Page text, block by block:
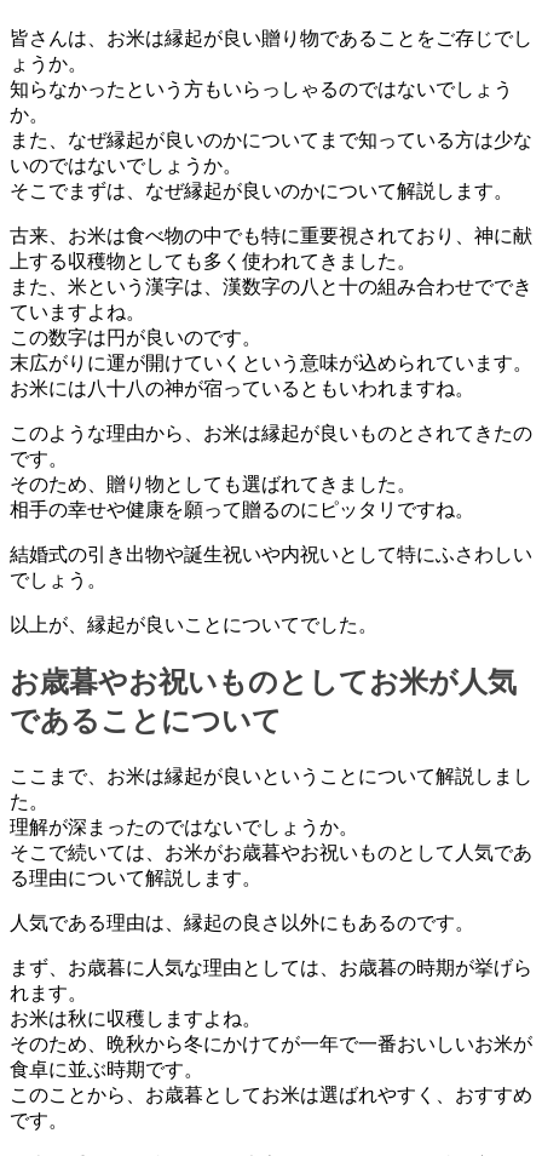
皆さんは、お米は縁起が良い贈り物であることをご存じでし
ょうか。
知らなかったという方もいらっしゃるのではないでしょう
か。
また、なぜ縁起が良いのかについてまで知っている方は少な
いのではないでしょうか。
そこでまずは、なぜ縁起が良いのかについて解説します。
古来、お米は食べ物の中でも特に重要視されており、神に献
上する収穫物としても多く使われてきました。
また、米という漢字は、漢数字の八と十の組み合わせででき
ていますよね。
この数字は円が良いのです。
末広がりに運が開けていくという意味が込められています。
お米には八十八の神が宿っているともいわれますね。
このような理由から、お米は縁起が良いものとされてきたの
です。
そのため、贈り物としても選ばれてきました。
相手の幸せや健康を願って贈るのにピッタリですね。
結婚式の引き出物や誕生祝いや内祝いとして特にふさわしい
でしょう。
以上が、縁起が良いことについてでした。
お歳暮やお祝いものとしてお米が人気
であることについて
ここまで、お米は縁起が良いということについて解説しまし
た。
理解が深まったのではないでしょうか。
そこで続いては、お米がお歳暮やお祝いものとして人気であ
る理由について解説します。
人気である理由は、縁起の良さ以外にもあるのです。
まず、お歳暮に人気な理由としては、お歳暮の時期が挙げら
れます。
お米は秋に収穫しますよね。
そのため、晩秋から冬にかけてが一年で一番おいしいお米が
食卓に並ぶ時期です。
このことから、お歳暮としてお米は選ばれやすく、おすすめ
です。